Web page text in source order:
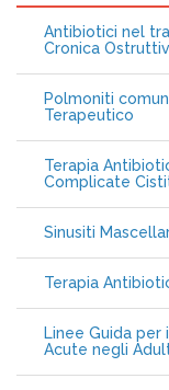
Antibiotici nel
Cronica
Polmoniti
Terapeutico
Terapia
Complicate
Sinusiti
Terapia
Linee Guida
Acute negli